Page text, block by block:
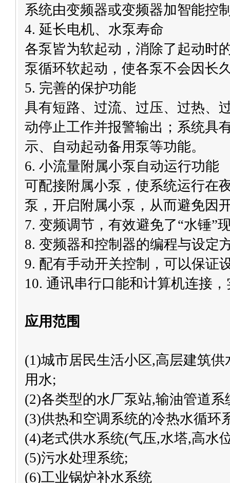
系统由变频器或变频器加智能控
4. 延长电机、水泵寿命
各泵皆为软起动，消除了起动时
泵循环软起动，使各泵不会因长
5. 完善的保护功能
具有短路、过流、过压、过热、
动停止工作并报警输出；系统具
示、自动起动备用泵等功能。
6. 小流量附属小泵自动运行功能
可配接附属小泵，使系统运行在
泵，开启附属小泵，从而避免因
7. 变频调节，有效避免了“水锤”
8. 变频器和控制器的编程与设定
9. 配有手动开关控制，可以保证
10. 通讯串行口能和计算机连接
应用范围
(1)城市居民生活小区,高层建筑
用水;
(2)各类型的水厂泵站,输油管道系
(3)供热和空调系统的冷热水循环
(4)老式供水系统(气压,水塔,高水
(5)污水处理系统;
(6)工业锅炉补水系统